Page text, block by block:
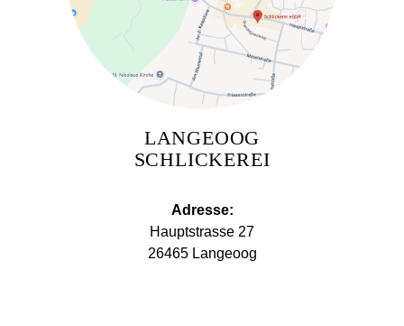
LANGEOOG
SCHLICKEREI
Adresse:
Hauptstrasse 27
26465 Langeoog